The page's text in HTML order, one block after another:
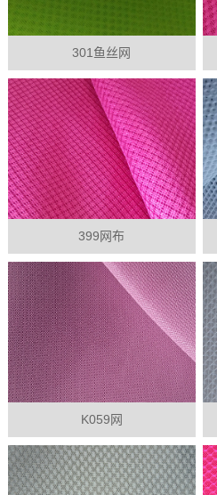
301鱼丝网
399网布
K059网